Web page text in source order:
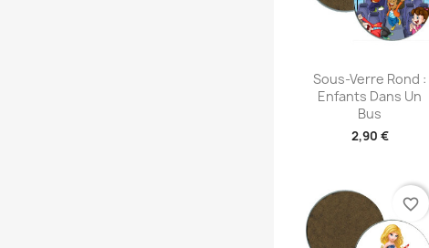
Aperçu rapide
Sous-Verre Rond :
Enfants Dans Un
Bus
2,90 €
favorite_border